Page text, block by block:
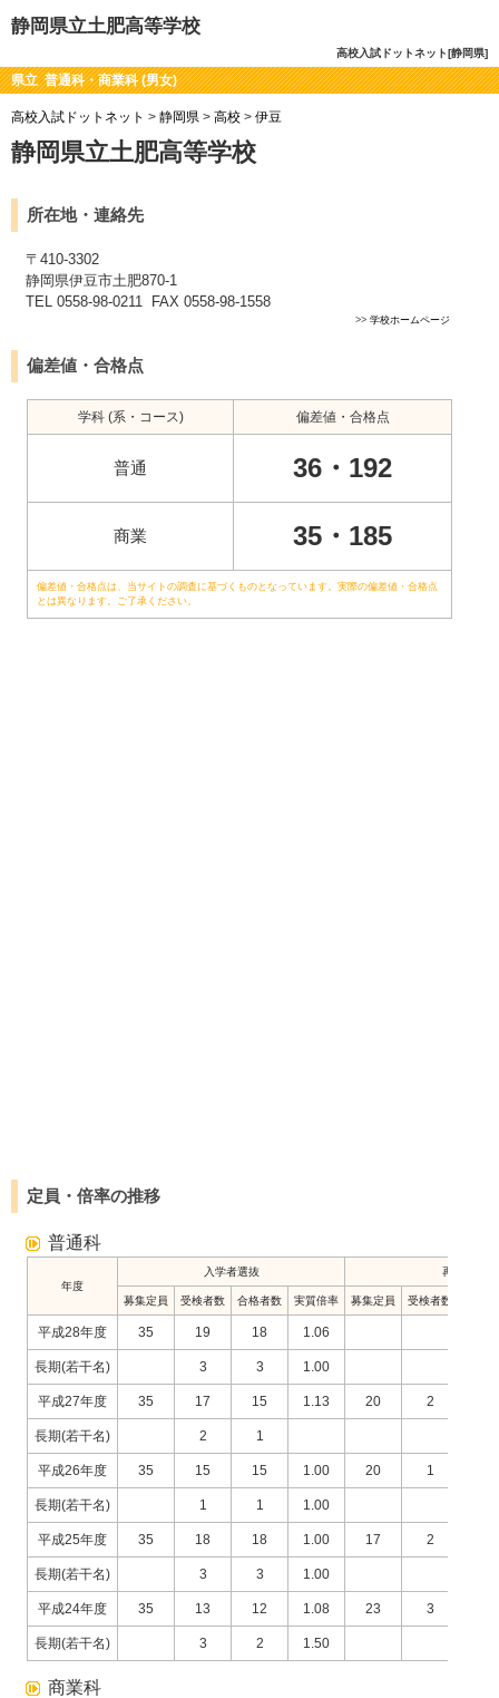
静岡県立土肥高等学校
高校入試ドットネット[静岡県]
県立 普通科・商業科 (男女)
高校入試ドットネット > 静岡県 > 高校 > 伊豆
静岡県立土肥高等学校
所在地・連絡先
〒410-3302
静岡県伊豆市土肥870-1
TEL 0558-98-0211 FAX 0558-98-1558
>>学校ホームページ
偏差値・合格点
学科 (系・コース) 偏差値・合格点
普通 36・192
商業 35・185
偏差値・合格点は、当サイトの調査に基づくものとなっています。実際の偏差値・合格点
とは異なります。ご了承ください。
定員・倍率の推移
普通科
年度
入学者選抜 再募集
募集定員 受検者数 合格者数 実質倍率 募集定員 受検者数
平成28年度 35 19 18 1.06
長期(若干名) 3 3 1.00
平成27年度 35 17 15 1.13 20 2
長期(若干名) 2 1
平成26年度 35 15 15 1.00 20 1
長期(若干名) 1 1 1.00
平成25年度 35 18 18 1.00 17 2
長期(若干名) 3 3 1.00
平成24年度 35 13 12 1.08 23 3
長期(若干名) 3 2 1.50
商業科